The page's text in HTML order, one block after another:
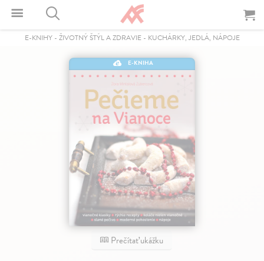
E-KNIHY- ŽIVOTNÝ ŠTÝL A ZDRAVIE- KUCHÁRKY, JEDLÁ, NÁPOJE
E-KNIHA
Prečítať ukážku